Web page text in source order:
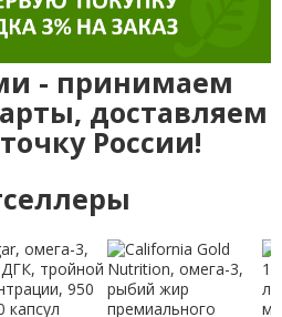
- принимаем
доставляем
России!